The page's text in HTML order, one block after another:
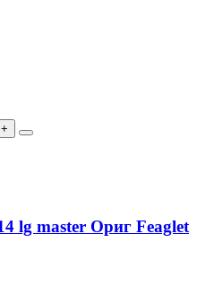
+
lg master Ориг Feaglet